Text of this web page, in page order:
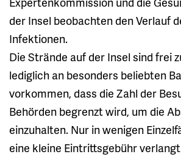
der Insel beobachten den Verlauf
Infektionen.
Die Strände auf der Insel sind frei
lediglich an besonders beliebten
vorkommen, dass die Zahl der
Behörden begrenzt wird, um die
einzuhalten. Nur in wenigen
eine kleine Eintrittsgebühr